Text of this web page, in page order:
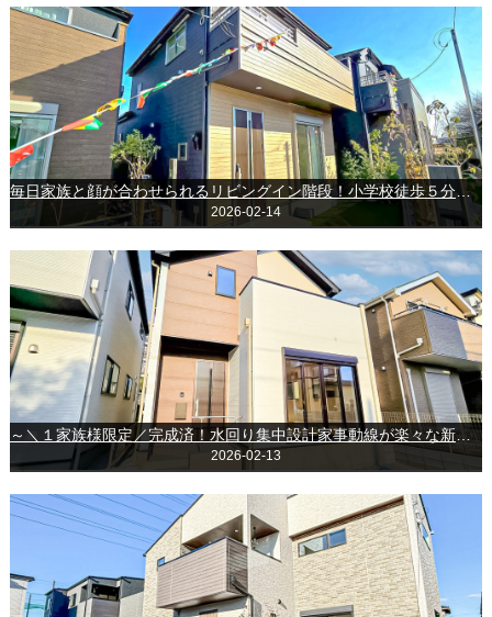
毎日家族と顔が合わせられるリビングイン階段！小学校徒歩５分で安心な新築戸建～四街道市栗山
2026-02-14
～＼１家族様限定／完成済！水回り集中設計家事動線が楽々な新築戸建！～千葉市美浜区真砂５丁目
2026-02-13